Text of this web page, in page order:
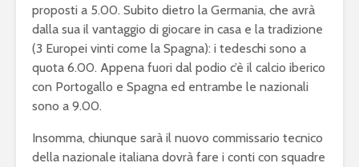
proposti a 5.00. Subito dietro la Germania, che avrà
dalla sua il vantaggio di giocare in casa e la tradizione
(3 Europei vinti come la Spagna): i tedeschi sono a
quota 6.00. Appena fuori dal podio c’è il calcio iberico
con Portogallo e Spagna ed entrambe le nazionali
sono a 9.00.
Insomma, chiunque sarà il nuovo commissario tecnico
della nazionale italiana dovrà fare i conti con squadre